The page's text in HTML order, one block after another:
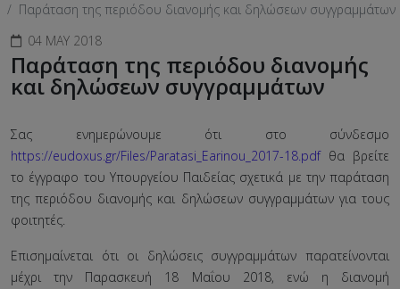
Παράταση της περιόδου διανομής και δηλώσεων συγγραμμάτων
04 MAY 2018
Παράταση της περιόδου διανομής
και δηλώσεων συγγραμμάτων
Σας ενημερώνουμε ότι στο σύνδεσμο
https://eudoxus.gr/Files/Paratasi_Earinou_2017-18.pdfθα βρείτε
το έγγραφο του Υπουργείου Παιδείας σχετικά με την παράταση
της περιόδου διανομής και δηλώσεων συγγραμμάτων για τους
φοιτητές.
Επισημαίνεται ότι οι δηλώσεις συγγραμμάτων παρατείνονται
μέχρι την Παρασκευή 18 Μαΐου 2018, ενώ η διανομή